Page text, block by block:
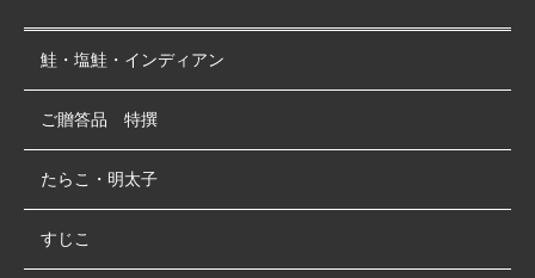
鮭・塩鮭・インディアン
ご贈答品 特撰
たらこ・明太子
すじこ